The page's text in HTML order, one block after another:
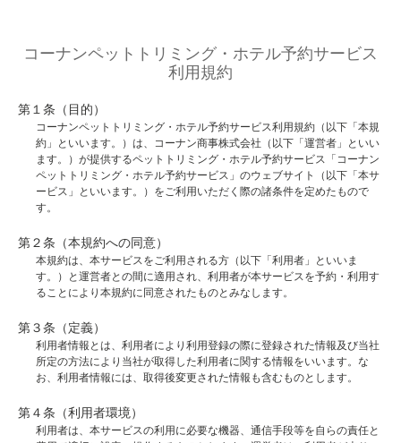
コーナンペットトリミング・ホテル予約サービス
利用規約
第１条（目的）
コーナンペットトリミング・ホテル予約サービス利用規約（以下「本規
約」といいます。）は、コーナン商事株式会社（以下「運営者」といい
ます。）が提供するペットトリミング・ホテル予約サービス「コーナン
ペットトリミング・ホテル予約サービス」のウェブサイト（以下「本サ
ービス」といいます。）をご利用いただく際の諸条件を定めたもので
す。
第２条（本規約への同意）
本規約は、本サービスをご利用される方（以下「利用者」といいま
す。）と運営者との間に適用され、利用者が本サービスを予約・利用す
ることにより本規約に同意されたものとみなします。
第３条（定義）
利用者情報とは、利用者により利用登録の際に登録された情報及び当社
所定の方法により当社が取得した利用者に関する情報をいいます。な
お、利用者情報には、取得後変更された情報も含むものとします。
第４条（利用者環境）
利用者は、本サービスの利用に必要な機器、通信手段等を自らの責任と